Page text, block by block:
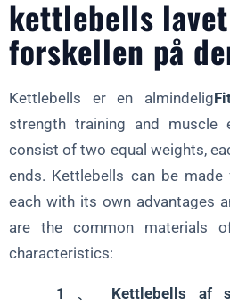
kettlebells
forskellen på
Kettlebells er en almindelig
strength training and muscle
consist of two equal weights,
ends. Kettlebells can be
each with its own advantages
are the common materials
characteristics:
1 、 Kettlebells af